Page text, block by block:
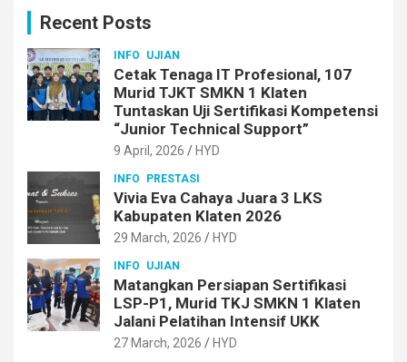
Recent Posts
INFO UJIAN
Cetak Tenaga IT Profesional, 107
Murid TJKT SMKN 1 Klaten
Tuntaskan Uji Sertifikasi Kompetensi
“Junior Technical Support”
9 April, 2026 HYD
INFO PRESTASI
Vivia Eva Cahaya Juara 3 LKS
Kabupaten Klaten 2026
29 March, 2026 HYD
INFO UJIAN
Matangkan Persiapan Sertifikasi
LSP-P1, Murid TKJ SMKN 1 Klaten
Jalani Pelatihan Intensif UKK
27 March, 2026 HYD